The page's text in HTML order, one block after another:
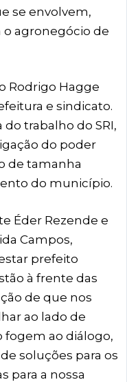
se envolvem,
agronegócio de
Rodrigo Hagge
e sindicato.
trabalho do SRI,
do poder
de tamanha
do município.
Éder Rezende e
Campos,
prefeito
à frente das
de que nos
ao lado de
fogem ao diálogo,
soluções para os
para a nossa